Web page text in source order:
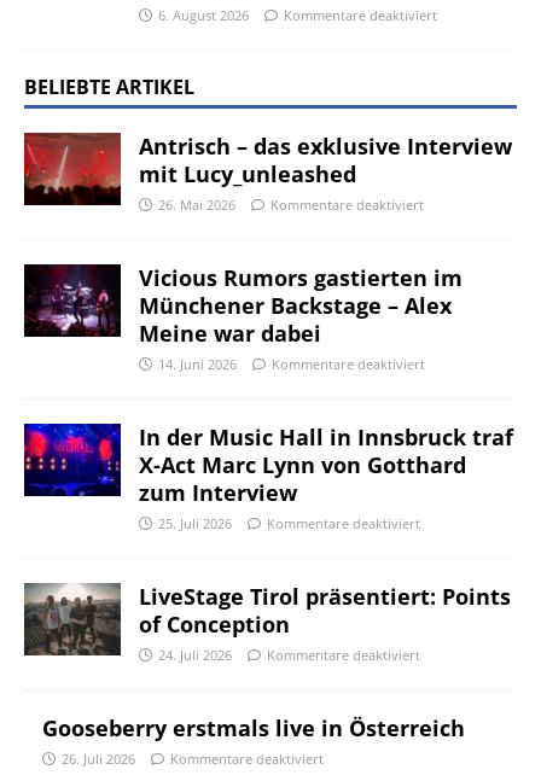
6. August 2026 Kommentare deaktiviert
BELIEBTE ARTIKEL
Antrisch – das exklusive Interview
mit Lucy_unleashed
26. Mai 2026 Kommentare deaktiviert
Vicious Rumors gastierten im
Münchener Backstage – Alex
Meine war dabei
14. Juni 2026 Kommentare deaktiviert
In der Music Hall in Innsbruck traf
X-Act Marc Lynn von Gotthard
zum Interview
25. Juli 2026 Kommentare deaktiviert
LiveStage Tirol präsentiert: Points
of Conception
24. Juli 2026 Kommentare deaktiviert
Gooseberry erstmals live in Österreich
26. Juli 2026 Kommentare deaktiviert